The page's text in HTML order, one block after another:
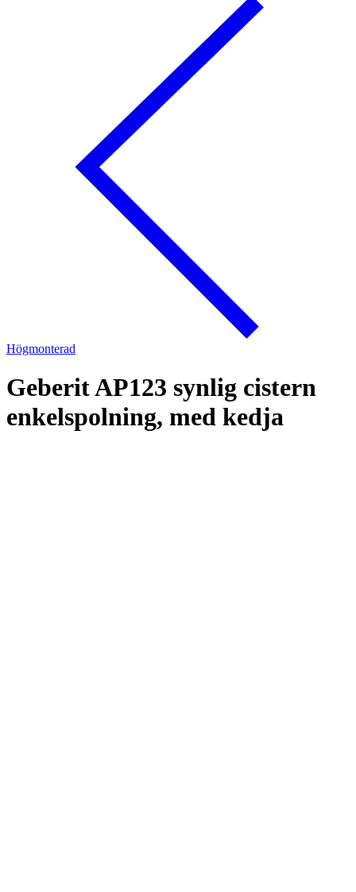
Högmonterad
Geberit AP123 synlig cistern
enkelspolning, med kedja